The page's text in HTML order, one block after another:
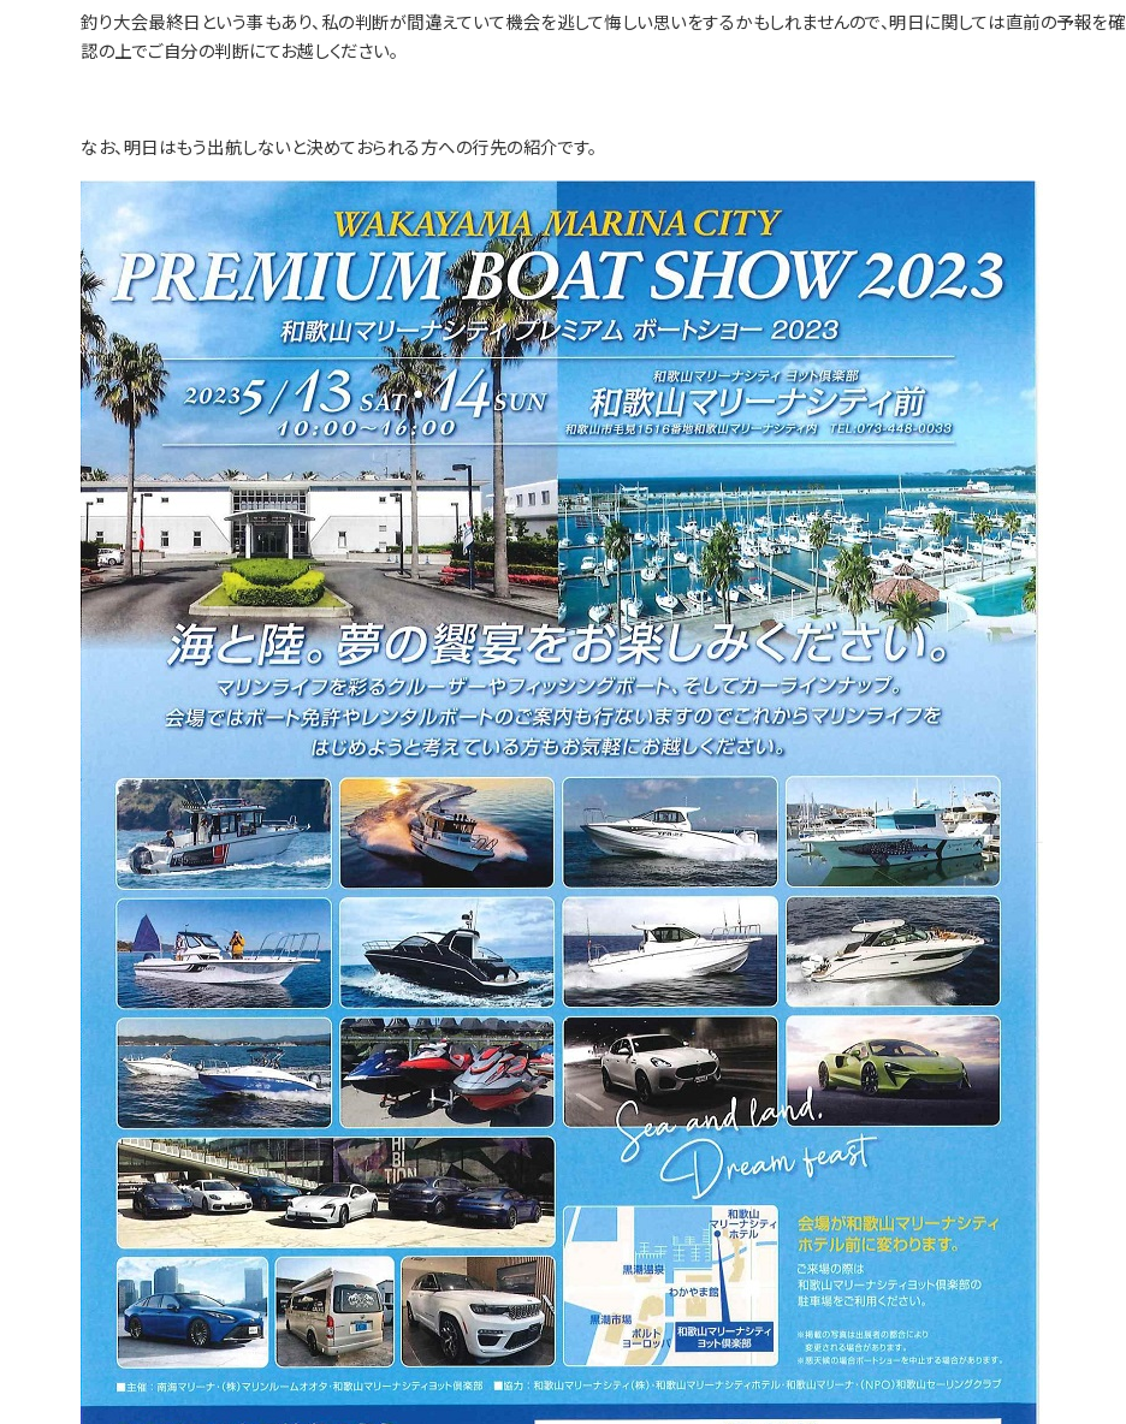
釣り大会最終日という事もあり、私の判断が間違えていて機会を逃して悔しい思いをするかもしれませんので、明日に関しては直前の予報を確
認の上でご自分の判断にてお越しください。
なお、明日はもう出航しないと決めておられる方への行先の紹介です。